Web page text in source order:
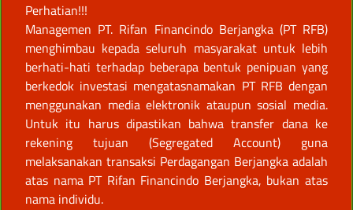
Perhatian!!!
Managemen PT. Rifan Financindo Berjangka (PT RFB)
menghimbau kepada seluruh masyarakat untuk lebih
berhati-hati terhadap beberapa bentuk penipuan yang
berkedok investasi mengatasnamakan PT RFB dengan
menggunakan media elektronik ataupun sosial media.
Untuk itu harus dipastikan bahwa transfer dana ke
rekening tujuan (Segregated Account) guna
melaksanakan transaksi Perdagangan Berjangka adalah
atas nama PT Rifan Financindo Berjangka, bukan atas
nama individu.